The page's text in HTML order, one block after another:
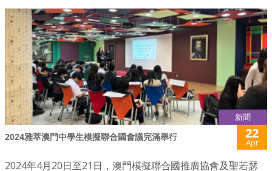
新聞
2024雅萃澳門中學生模擬聯合國會議完滿舉行 22
Apr
2024年4月20日至21日，澳門模擬聯合國推廣協會及聖若瑟